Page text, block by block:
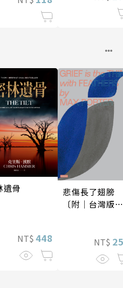
遺骨
NT$ 448
悲傷長了翅膀
〔附｜台灣版獨
NT$